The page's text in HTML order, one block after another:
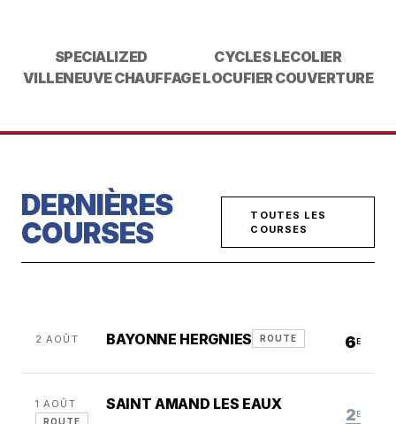
SPECIALIZED
CYCLES LECOLIER
VILLENEUVE CHAUFFAGELOCUFIER COUVERTURE
DERNIÈRES
COURSES
TOUTES LES
COURSES
2 AOÛT BAYONNE HERGNIES ROUTE 6 E
1 AOÛT SAINT AMAND LES EAUX
ROUTE 2 E